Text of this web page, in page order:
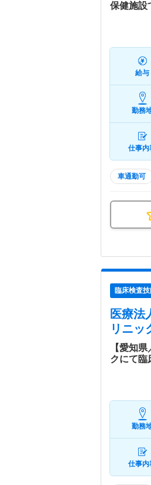
保健施設
給与
勤務
仕事内
車通勤可
臨床検査
医療法
リニッ
【愛知
クにて臨
勤務
仕事内